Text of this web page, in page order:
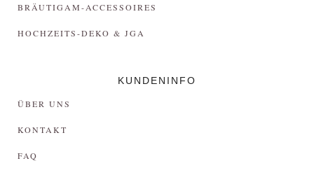
BRÄUTIGAM-ACCESSOIRES
HOCHZEITS-DEKO & JGA
KUNDENINFO
ÜBER UNS
KONTAKT
FAQ